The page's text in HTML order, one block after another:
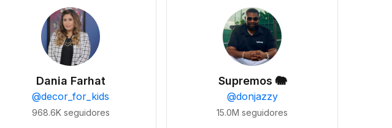
Dania Farhat
@decor_for_kids
968.6K seguidores
Supremos 🐘
@donjazzy
15.0M seguidores